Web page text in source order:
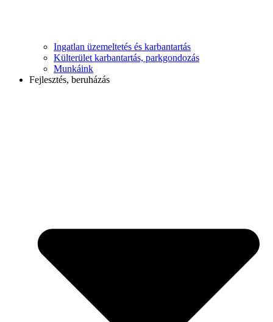
Ingatlan üzemeltetés és karbantartás
Külterület karbantartás, parkgondozás
Munkáink
Fejlesztés, beruházás